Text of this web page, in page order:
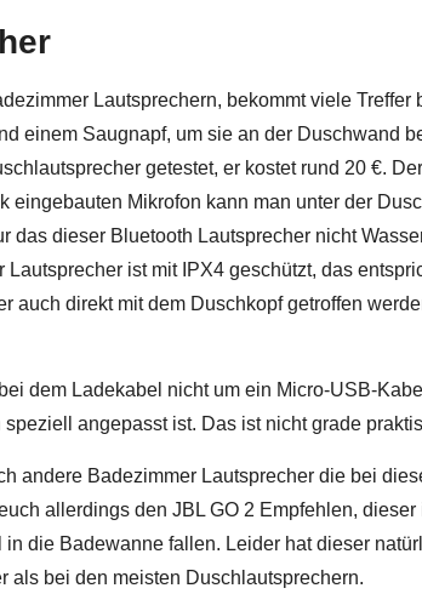
Lautsprechern, bekommt viele Treffer
einem Saugnapf, um sie an der Duschwand
getestet, er kostet rund 20 €.
eingebauten Mikrofon kann man unter der
das dieser Bluetooth Lautsprecher nicht
Lautsprecher ist mit IPX4 geschützt, das
auch direkt mit dem Duschkopf getroffen
dem Ladekabel nicht um ein Micro-USB-
angepasst ist. Das ist nicht grade
andere Badezimmer Lautsprecher die bei
allerdings den JBL GO 2 Empfehlen,
die Badewanne fallen. Leider hat dieser
als bei den meisten Duschlautsprechern.